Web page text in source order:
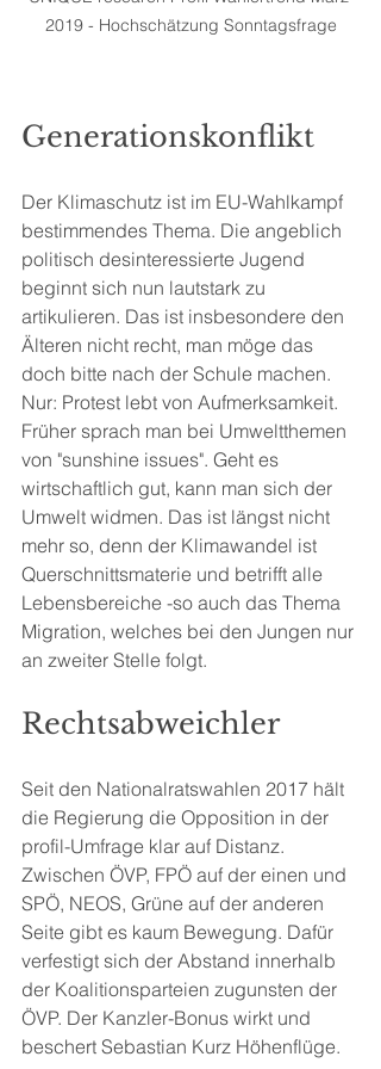
2019 - Hochschätzung Sonntagsfrage
Generationskonflikt
Der Klimaschutz ist im EU-Wahlkampf
bestimmendes Thema. Die angeblich
politisch desinteressierte Jugend
beginnt sich nun lautstark zu
artikulieren. Das ist insbesondere den
Älteren nicht recht, man möge das
doch bitte nach der Schule machen.
Nur: Protest lebt von Aufmerksamkeit.
Früher sprach man bei Umweltthemen
von "sunshine issues". Geht es
wirtschaftlich gut, kann man sich der
Umwelt widmen. Das ist längst nicht
mehr so, denn der Klimawandel ist
Querschnittsmaterie und betrifft alle
Lebensbereiche -so auch das Thema
Migration, welches bei den Jungen nur
an zweiter Stelle folgt.
Rechtsabweichler
Seit den Nationalratswahlen 2017 hält
die Regierung die Opposition in der
profil-Umfrage klar auf Distanz.
Zwischen ÖVP, FPÖ auf der einen und
SPÖ, NEOS, Grüne auf der anderen
Seite gibt es kaum Bewegung. Dafür
verfestigt sich der Abstand innerhalb
der Koalitionsparteien zugunsten der
ÖVP. Der Kanzler-Bonus wirkt und
beschert Sebastian Kurz Höhenflüge.